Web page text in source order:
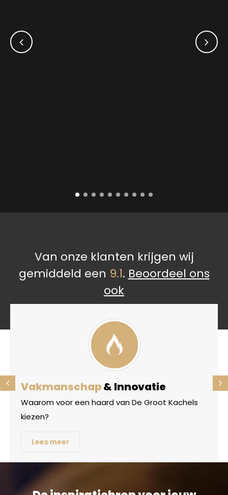
Van onze klanten krijgen wij
gemiddeld een 9.1. Beoordeel ons
ook
Vakmanschap& Innovatie
Waarom voor een haard van De Groot Kachels
kiezen?
Lees meer